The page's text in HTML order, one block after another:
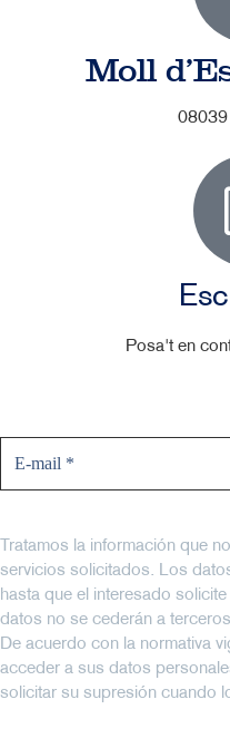
Moll
08039
Posa't en
Tratamos la información que
servicios solicitados. Los
hasta que el interesado
datos no se cederán a
De acuerdo con la normativa
acceder a sus datos
solicitar su supresión cuando